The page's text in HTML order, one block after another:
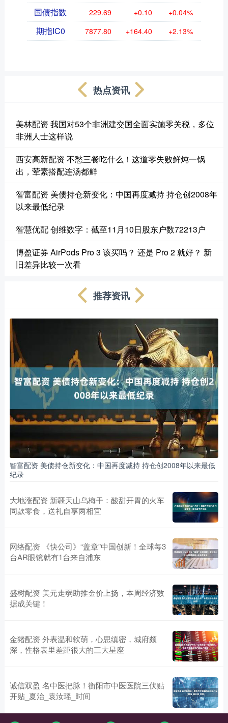
国债指数 229.69 +0.10 +0.04%
期指IC0 7877.80 +164.40 +2.13%
热点资讯
美林配资 我国对53个非洲建交国全面实施零关税，多位
非洲人士这样说
西安高新配资 不愁三餐吃什么！这道零失败鲜炖一锅
出，荤素搭配连汤都鲜
智富配资 美债持仓新变化：中国再度减持 持仓创2008年
以来最低纪录
智慧优配 创维数字：截至11月10日股东户数72213户
博盈证券 AirPods Pro 3 该买吗？ 还是 Pro 2 就好？ 新
旧差异比较一次看
推荐资讯
智富配资 美债持仓新变化：中国再度减持 持仓创2008年以来最低
纪录
大地涨配资 新疆天山乌梅干：酸甜开胃的火车
同款零食，送礼自享两相宜
网络配资 《快公司》“盖章”中国创新！全球每3
台AR眼镜就有1台来自浦东
盛树配资 美元走弱助推金价上扬，本周经济数
据成关键！
金猪配资 外表温和软萌，心思缜密，城府颇
深，性格表里差距很大的三大星座
诚信双盈 名中医把脉！衡阳市中医医院三伏贴
开贴_夏治_袁汝瑶_时间